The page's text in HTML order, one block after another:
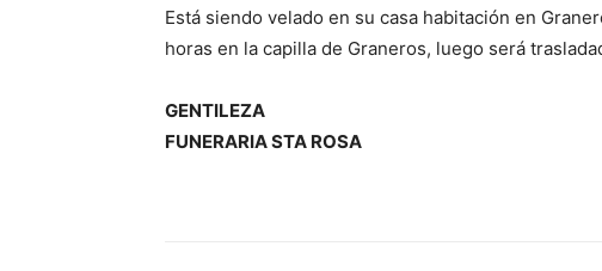
Está siendo velado en su casa habitación en
horas en la capilla de Graneros, luego será
GENTILEZA
FUNERARIA STA ROSA